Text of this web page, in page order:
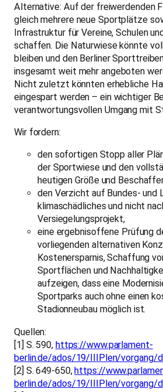
Alternative: Auf der freiwerdenden
gleich mehrere neue Sportplätze
Infrastruktur für Vereine, Schulen
schaffen. Die Naturwiese könnte
bleiben und den Berliner
insgesamt weit mehr angeboten
Nicht zuletzt könnten erhebliche
eingespart werden – ein wichtiger
verantwortungsvollen Umgang mit
Wir fordern:
den sofortigen Stopp aller
der Sportwiese und den
heutigen Größe und
den Verzicht auf Bundes- und
klimaschädliches und nicht
Versiegelungsprojekt,
eine ergebnisoffene Prüfung
vorliegenden alternativen
Kostenersparnis, Schaffung
Sportflächen und
aufzeigen, dass eine
Sportparks auch ohne einen
Stadionneubau möglich ist.
Quellen:
[1] S. 590, https://www.parlament-
berlin.de/ados/19/IIIPlen/vorgang/
[2] S. 649-650,https://
berlin.de/ados/19/IIIPlen/vorgang/